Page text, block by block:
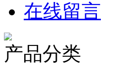
在线留言
产品分类